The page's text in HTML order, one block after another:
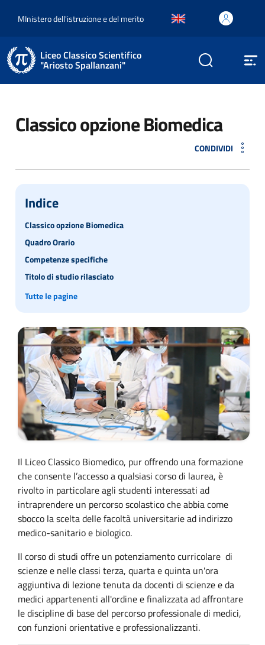
MInistero dell'istruzione e del merito
Liceo Classico Scientifico
"Ariosto Spallanzani"
Classico opzione Biomedica
CONDIVIDI
Indice
Classico opzione Biomedica
Quadro Orario
Competenze specifiche
Titolo di studio rilasciato
Tutte le pagine
Il Liceo Classico Biomedico, pur offrendo una formazione
che consente l’accesso a qualsiasi corso di laurea, è
rivolto in particolare agli studenti interessati ad
intraprendere un percorso scolastico che abbia come
sbocco la scelta delle facoltà universitarie ad indirizzo
medico-sanitario e biologico.
Il corso di studi offre un potenziamento curricolare di
scienze e nelle classi terza, quarta e quinta un'ora
aggiuntiva di lezione tenuta da docenti di scienze e da
medici appartenenti all'ordine e finalizzata ad affrontare
le discipline di base del percorso professionale di medici,
con funzioni orientative e professionalizzanti.